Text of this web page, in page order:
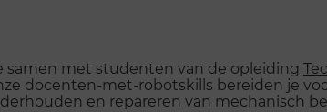
samen met studenten van de opleiding
docenten-met-robotskills bereiden je
en repareren van mechanisch